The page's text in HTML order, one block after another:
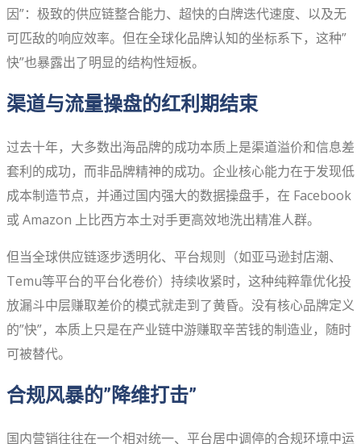
因”：极致的供应链整合能力、超快的白牌迭代速度、以及无
可匹敌的响应效率。但在全球化品牌认知的坐标系下，这种”
快”也暴露出了明显的结构性短板。
渠道与流量操盘的红利期结束
过去十年，大多数出海品牌的成功本质上是渠道溢价和信息差
套利的成功，而非品牌精神的成功。企业核心能力在于发现低
成本制造节点，并通过国内强大的数据操盘手，在 Facebook
或 Amazon 上比西方本土对手更高效地洗出精准人群。
但当全球供应链逐步透明化、平台规则（如亚马逊封店潮、
Temu等平台的平台化卷价）持续收紧时，这种纯粹靠优化投
放漏斗中层赚取差价的模式就走到了黄昏。没有核心品牌定义
的”快”，本质上只是在产业链中游赚取辛苦钱的制造业，随时
可被替代。
合规风暴的”降维打击”
国内营销往往在一个相对统一、平台居中调停的合规环境中运